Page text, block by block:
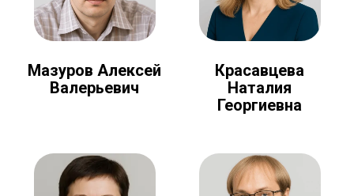
Мазуров Алексей
Валерьевич
Красавцева
Наталия
Георгиевна